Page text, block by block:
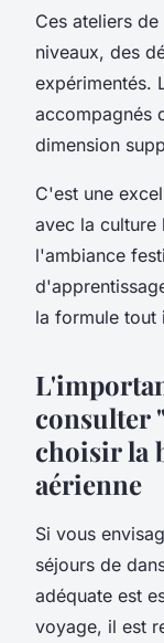
Ces ateliers
niveaux, des
expérimentés.
accompagnés
dimension
C'est une
avec la culture
l'ambiance
la formule tout
consulter
choisir la
aérienne
Si vous
séjours de
adéquate est
voyage, il est